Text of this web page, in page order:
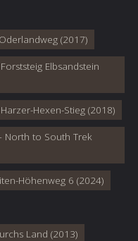
(2017)
Elbsandstein
Hexen-Stieg (2018)
North to South Trek
Höhenweg 6 (2024)
Land (2013)